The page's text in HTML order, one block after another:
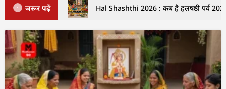
जरूर पढ़ें Hal Shashthi 2026 : कब है हलषष्ठी पर्व